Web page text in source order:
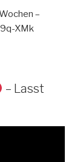
–
XMk
– Lasst